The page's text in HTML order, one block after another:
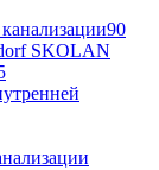
90
SKOLAN